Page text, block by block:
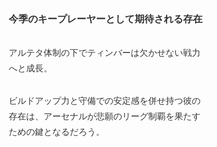
今季のキープレーヤーとして期待される存在
アルテタ体制の下でティンバーは欠かせない戦力
へと成長。
ビルドアップ力と守備での安定感を併せ持つ彼の
存在は、アーセナルが悲願のリーグ制覇を果たす
ための鍵となるだろう。